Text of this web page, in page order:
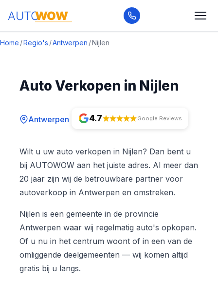
Home /Regio's /Antwerpen /Nijlen
Auto Verkopen in Nijlen
Antwerpen 4.7 Google Reviews
Wilt u uw auto verkopen in Nijlen? Dan bent u
bij AUTOWOW aan het juiste adres. Al meer dan
20 jaar zijn wij de betrouwbare partner voor
autoverkoop in Antwerpen en omstreken.
Nijlen is een gemeente in de provincie
Antwerpen waar wij regelmatig auto's opkopen.
Of u nu in het centrum woont of in een van de
omliggende deelgemeenten — wij komen altijd
gratis bij u langs.